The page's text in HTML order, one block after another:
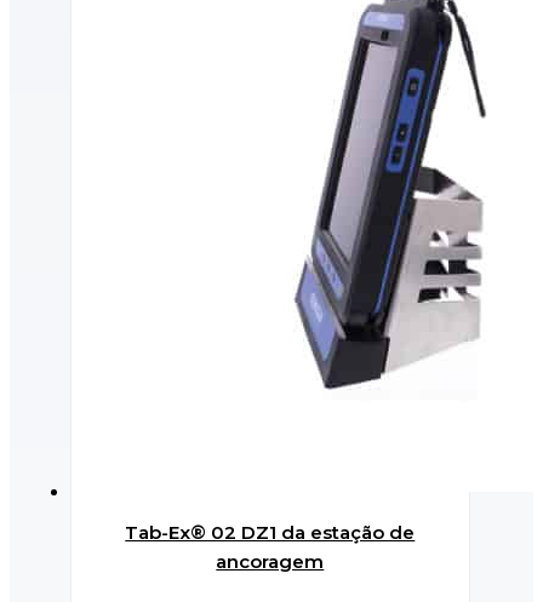
Tab-Ex® 02 DZ1 da estação de
ancoragem